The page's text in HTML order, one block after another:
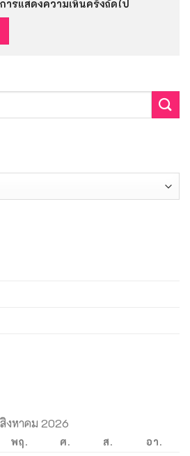
ารแสดงความเห็นครั้งถัดไป
สิงหาคม 2026
พฤ. ศ. ส.
อา.